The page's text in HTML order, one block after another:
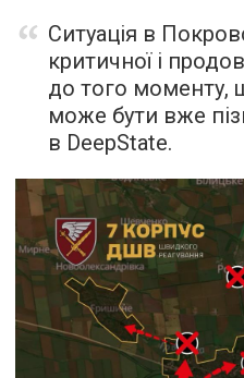
Ситуація в
критичної і
до того моменту,
може бути вже
в DeepState.